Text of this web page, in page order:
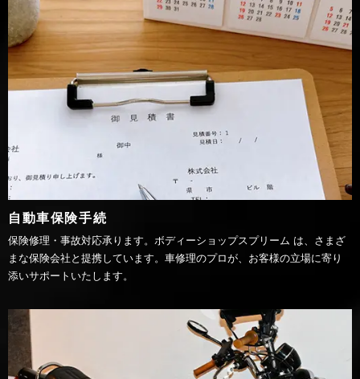
自動車保険手続
保険修理・事故対応承ります。ボディーショップスプリーム は、さまざ
まな保険会社と提携しています。車修理のプロが、お客様の立場に寄り
添いサポートいたします。